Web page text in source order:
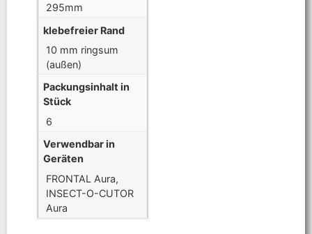
295mm
klebefreier Rand
10 mm ringsum
(außen)
Packungsinhalt in
Stück
6
Verwendbar in
Geräten
FRONTAL Aura,
INSECT-O-CUTOR
Aura